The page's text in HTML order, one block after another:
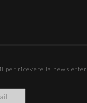
per ricevere la newsletter